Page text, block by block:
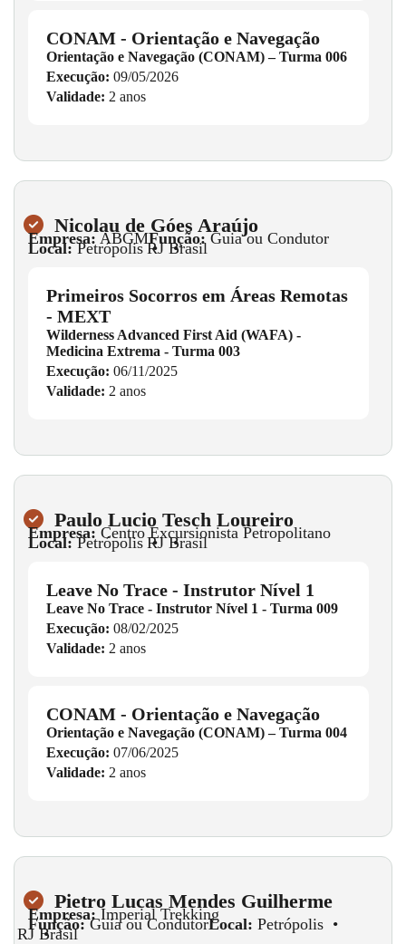
CONAM - Orientação e Navegação
Orientação e Navegação (CONAM) – Turma 006
Execução: 09/05/2026
Validade: 2 anos
Nicolau de Góes Araújo
Empresa: ABGMFunção: Guia ou Condutor
Local:Petrópolis•
RJ•
Brasil
Primeiros Socorros em Áreas Remotas
- MEXT
Wilderness Advanced First Aid (WAFA) -
Medicina Extrema - Turma 003
Execução: 06/11/2025
Validade: 2 anos
Paulo Lucio Tesch Loureiro
Empresa: Centro Excursionista Petropolitano
Local:Petrópolis•
RJ•
Brasil
Leave No Trace - Instrutor Nível 1
Leave No Trace - Instrutor Nível 1 - Turma 009
Execução: 08/02/2025
Validade: 2 anos
CONAM - Orientação e Navegação
Orientação e Navegação (CONAM) – Turma 004
Execução: 07/06/2025
Validade: 2 anos
Pietro Lucas Mendes Guilherme
Empresa: Imperial Trekking
Função: Guia ou CondutorLocal: Petrópolis •
RJ •
Brasil